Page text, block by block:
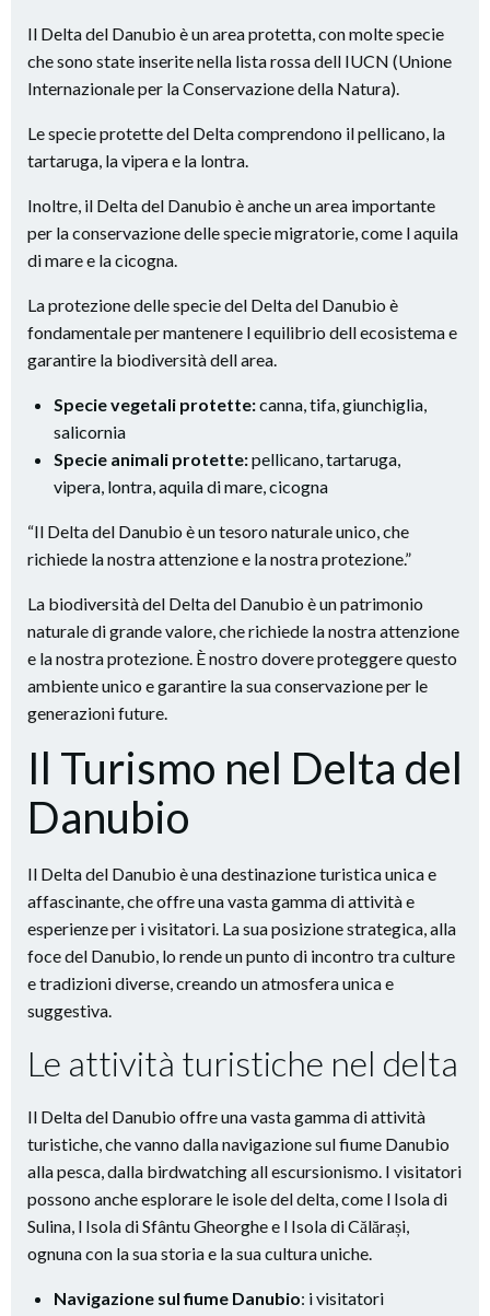
Il Delta del Danubio è un area protetta, con molte specie
che sono state inserite nella lista rossa dell IUCN (Unione
Internazionale per la Conservazione della Natura).
Le specie protette del Delta comprendono il pellicano, la
tartaruga, la vipera e la lontra.
Inoltre, il Delta del Danubio è anche un area importante
per la conservazione delle specie migratorie, come l aquila
di mare e la cicogna.
La protezione delle specie del Delta del Danubio è
fondamentale per mantenere l equilibrio dell ecosistema e
garantire la biodiversità dell area.
Specie vegetali protette:canna, tifa, giunchiglia,
salicornia
Specie animali protette:pellicano, tartaruga,
vipera, lontra, aquila di mare, cicogna
“Il Delta del Danubio è un tesoro naturale unico, che
richiede la nostra attenzione e la nostra protezione.”
La biodiversità del Delta del Danubio è un patrimonio
naturale di grande valore, che richiede la nostra attenzione
e la nostra protezione. È nostro dovere proteggere questo
ambiente unico e garantire la sua conservazione per le
generazioni future.
Il Turismo nel Delta del
Danubio
Il Delta del Danubio è una destinazione turistica unica e
affascinante, che offre una vasta gamma di attività e
esperienze per i visitatori. La sua posizione strategica, alla
foce del Danubio, lo rende un punto di incontro tra culture
e tradizioni diverse, creando un atmosfera unica e
suggestiva.
Le attività turistiche nel delta
Il Delta del Danubio offre una vasta gamma di attività
turistiche, che vanno dalla navigazione sul fiume Danubio
alla pesca, dalla birdwatching all escursionismo. I visitatori
possono anche esplorare le isole del delta, come l Isola di
Sulina, l Isola di Sfântu Gheorghe e l Isola di Călărași,
ognuna con la sua storia e la sua cultura uniche.
Navigazione sul fiume Danubio: i visitatori